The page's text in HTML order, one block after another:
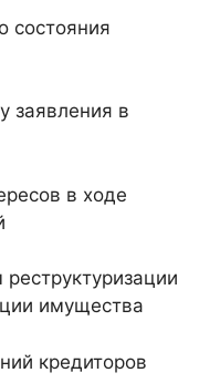
состояния
заявления в
в ходе
имущества
кредиторов